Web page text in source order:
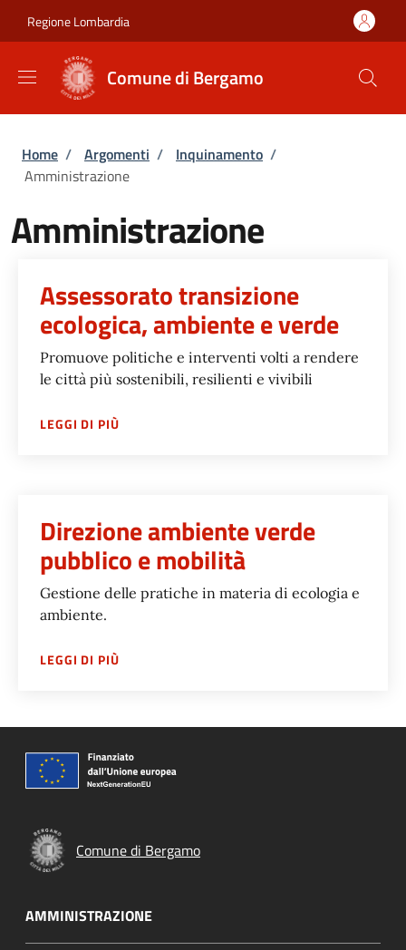
Regione Lombardia
Comune di Bergamo
Briciole di pane
Home / Argomenti / Inquinamento /
Amministrazione
Amministrazione
Assessorato transizione
ecologica, ambiente e verde
Promuove politiche e interventi volti a rendere
le città più sostenibili, resilienti e vivibili
LEGGI DI PIÙSU
Direzione ambiente verde
pubblico e mobilità
Gestione delle pratiche in materia di ecologia e
ambiente.
LEGGI DI PIÙSU
Comune di Bergamo
AMMINISTRAZIONE